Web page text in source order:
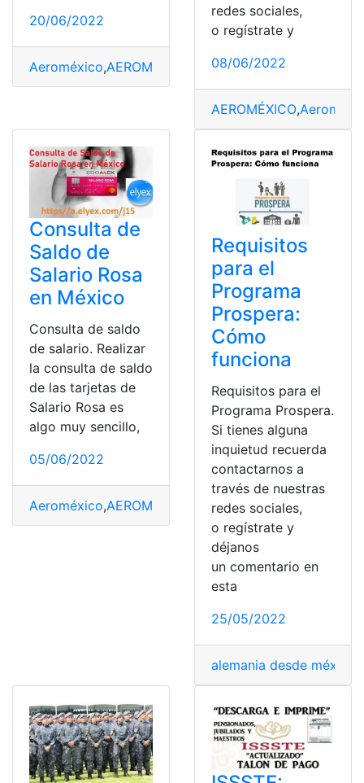
20/06/2022
Aeroméxico,AEROMÉXICO alemania desde méxico
redes sociales,
o regístrate y
08/06/2022
AEROMÉXICO,
Consulta de
Saldo de
Salario Rosa
en México
Consulta de saldo
de salario. Realizar
la consulta de saldo
de las tarjetas de
Salario Rosa es
algo muy sencillo,
05/06/2022
Aeroméxico,AEROMÉXICO alemania desde méxico
Requisitos
para el
Programa
Prospera:
Cómo
funciona
Requisitos para el
Programa Prospera.
Si tienes alguna
inquietud recuerda
contactarnos a
través de nuestras
redes sociales,
o regístrate y
déjanos
un comentario en
esta
25/05/2022
alemania desde méxico